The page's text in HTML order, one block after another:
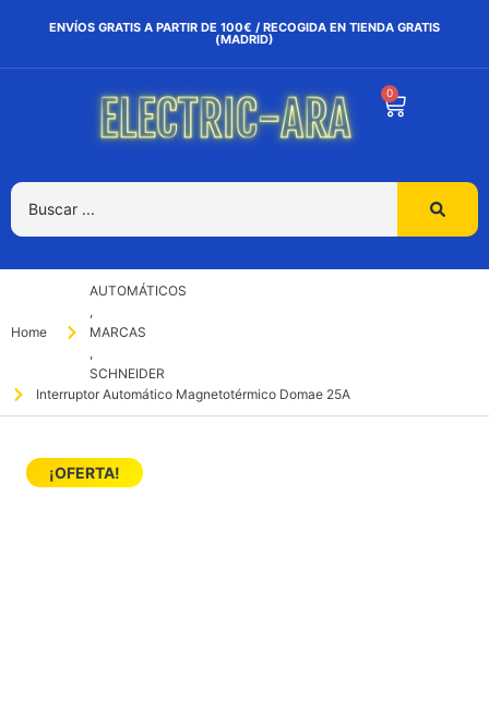
ENVÍOS GRATIS A PARTIR DE 100€ / RECOGIDA EN TIENDA GRATIS
(MADRID)
0
Home
AUTOMÁTICOS
,
MARCAS
,
SCHNEIDER
Interruptor Automático Magnetotérmico Domae 25A
¡OFERTA!